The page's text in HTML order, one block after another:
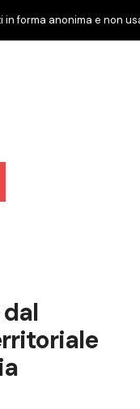
forma anonima e non